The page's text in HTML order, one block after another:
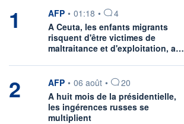
1 information fournie par
AFP • 01:18 •
4
A Ceuta, les enfants migrants
risquent d'être victimes de
maltraitance et d'exploitation, a…
2 information fournie par
AFP • 06 août •
20
A huit mois de la présidentielle,
les ingérences russes se
multiplient